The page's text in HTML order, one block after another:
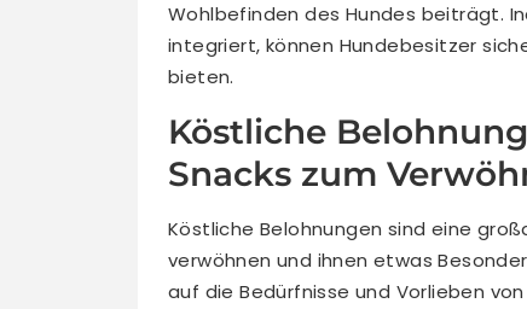
Wohlbefinden des Hundes beiträgt.
integriert, können Hundebesitzer
bieten.
Köstliche
Snacks zum
Köstliche Belohnungen sind eine
verwöhnen und ihnen etwas
auf die Bedürfnisse und Vorlieben